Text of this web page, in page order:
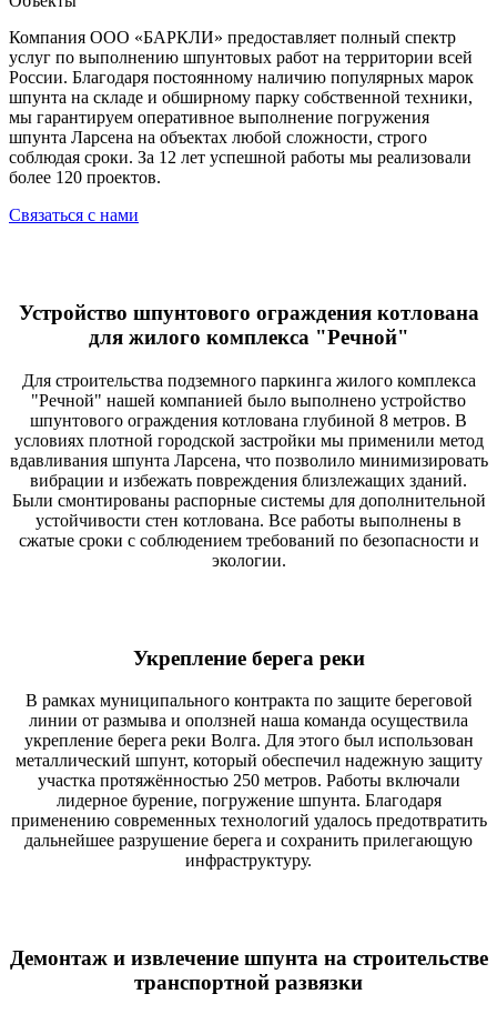
Компания ООО «БАРКЛИ» предоставляет полный спектр
услуг по выполнению шпунтовых работ на территории всей
России. Благодаря постоянному наличию популярных марок
шпунта на складе и обширному парку собственной техники,
мы гарантируем оперативное выполнение погружения
шпунта Ларсена на объектах любой сложности, строго
соблюдая сроки. За 12 лет успешной работы мы реализовали
более 120 проектов.
Связаться с нами
Устройство шпунтового ограждения котлована
для жилого комплекса "Речной"
Для строительства подземного паркинга жилого комплекса
"Речной" нашей компанией было выполнено устройство
шпунтового ограждения котлована глубиной 8 метров. В
условиях плотной городской застройки мы применили метод
вдавливания шпунта Ларсена, что позволило минимизировать
вибрации и избежать повреждения близлежащих зданий.
Были смонтированы распорные системы для дополнительной
устойчивости стен котлована. Все работы выполнены в
сжатые сроки с соблюдением требований по безопасности и
экологии.
Укрепление берега реки
В рамках муниципального контракта по защите береговой
линии от размыва и оползней наша команда осуществила
укрепление берега реки Волга. Для этого был использован
металлический шпунт, который обеспечил надежную защиту
участка протяжённостью 250 метров. Работы включали
лидерное бурение, погружение шпунта. Благодаря
применению современных технологий удалось предотвратить
дальнейшее разрушение берега и сохранить прилегающую
инфраструктуру.
Демонтаж и извлечение шпунта на строительстве
транспортной развязки